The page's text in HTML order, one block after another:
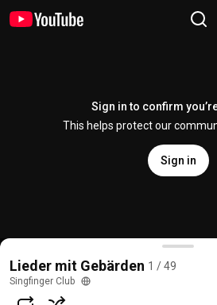
Sign in to confirm
This helps protect our
Sign in
Kinderlied mit Gebärden:
@Singfinger 198 likes
Lieder mit Gebärden 1 / 49
Singfinger Club